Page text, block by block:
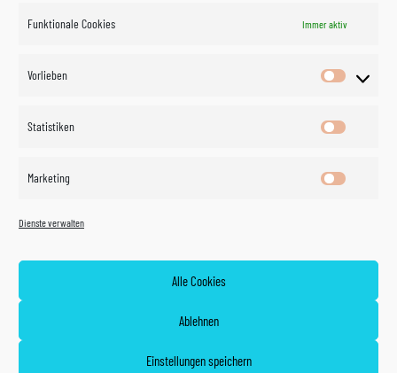
Funktionale Cookies Immer aktiv
Vorlieben
Vorlieben
Statistiken
Marketing
Dienste verwalten
Alle Cookies
Ablehnen
Einstellungen speichern
©